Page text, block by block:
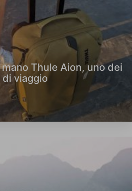
Thule Aion, uno dei
viaggio